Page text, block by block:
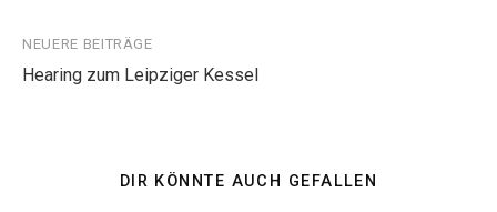
NEUERE BEITRÄGE
Hearing zum Leipziger Kessel
DIR KÖNNTE AUCH GEFALLEN